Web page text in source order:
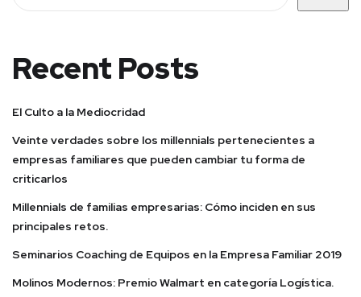
Recent Posts
El Culto a la Mediocridad
Veinte verdades sobre los millennials pertenecientes a
empresas familiares que pueden cambiar tu forma de
criticarlos
Millennials de familias empresarias: Cómo inciden en sus
principales retos.
Seminarios Coaching de Equipos en la Empresa Familiar 2019
Molinos Modernos: Premio Walmart en categoría Logística.